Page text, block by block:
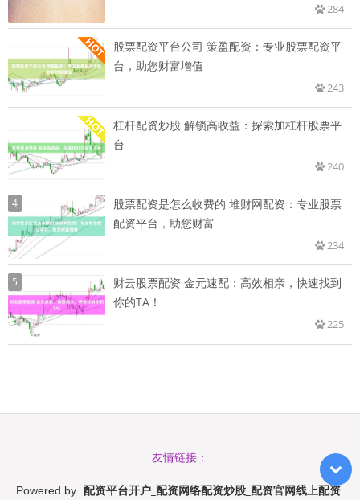
284
股票配资平台公司 策盈配资：专业股票配资平
台，助您财富增值
243
杠杆配资炒股 解锁高收益：探索加杠杆股票平
台
240
4
股票配资是怎么收费的 堆财网配资：专业股票
配资平台，助您财富
234
5
财云股票配资 金元速配：高效相亲，快速找到
你的TA！
225
友情链接：
Powered by 配资平台开户_配资网络配资炒股_配资官网线上配资